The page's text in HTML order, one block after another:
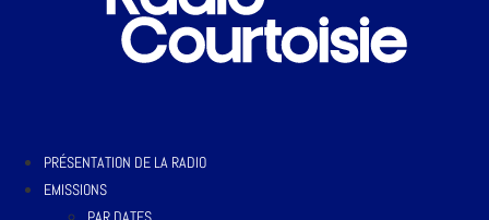
PRÉSENTATION DE LA RADIO
EMISSIONS